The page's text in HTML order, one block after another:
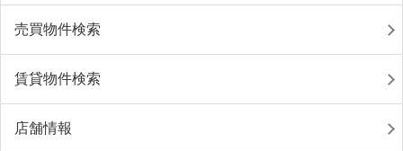
売買物件検索
賃貸物件検索
店舗情報